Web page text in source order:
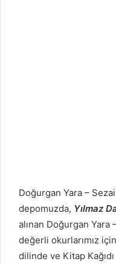
Doğurgan Yara –
depomuzda, Yılmaz
alınan Doğurgan Yara
değerli okurlarımız
dilinde ve Kitap Kağıdı